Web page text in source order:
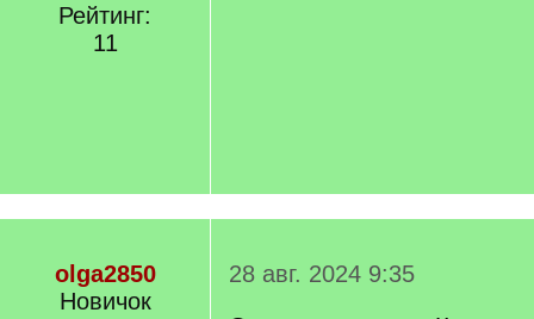
Рейтинг:
11
olga2850
Новичок
28 авг. 2024 9:35